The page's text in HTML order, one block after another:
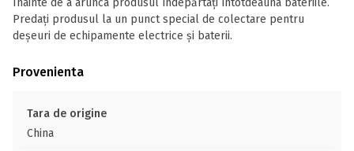
Înainte de a arunca produsul îndepărtați întotdeauna bateriile.
Predați produsul la un punct special de colectare pentru
deșeuri de echipamente electrice și baterii.
Provenienta
Tara de origine
China